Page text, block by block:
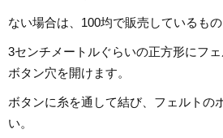
ない場合は、100均で販売しているもの
3センチメートルぐらいの正方形にフ
ボタン穴を開けます。
ボタンに糸を通して結び、フェルトの
い。